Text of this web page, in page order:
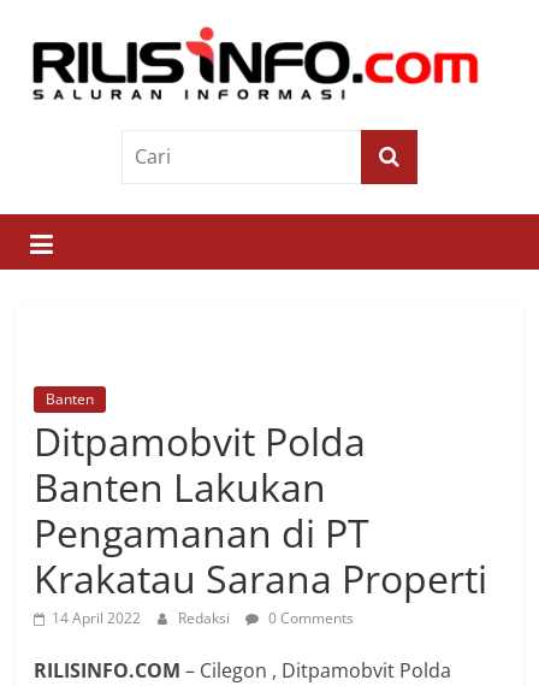
contentRilis
Saluran
Informasi
Banten
Ditpamobvit Polda
Banten Lakukan
Pengamanan di PT
Krakatau Sarana Properti
14 April 2022 Redaksi 0 Comments
RILISINFO.COM – Cilegon , Ditpamobvit Polda